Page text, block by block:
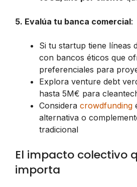
5. Evalúa tu banca comercial:
Si tu startup tiene líneas
con bancos éticos que
preferenciales para
Explora venture debt
hasta 5M€ para
Considera crowdfunding
alternativa o
tradicional
El impacto colectivo
importa